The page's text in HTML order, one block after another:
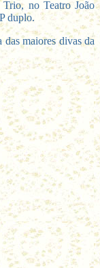
no Teatro João
duplo.
maiores divas da